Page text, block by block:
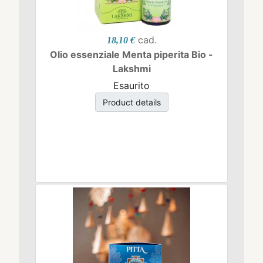
18,10 € cad.
Olio essenziale Menta piperita Bio -
Lakshmi
Esaurito
Product details